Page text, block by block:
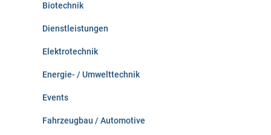
Biotechnik
Dienstleistungen
Elektrotechnik
Energie- / Umwelttechnik
Events
Fahrzeugbau / Automotive